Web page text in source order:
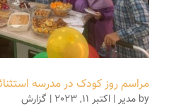
مراسم روز کودک در مدرسه
by مدیر| اکتبر 11, 2023 | گزارش